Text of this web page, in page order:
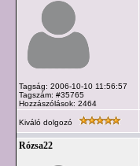
Tagság: 2006-10-10 11:56:57
Tagszám: #35765
Hozzászólások: 2464
Kiváló dolgozó
Rózsa22